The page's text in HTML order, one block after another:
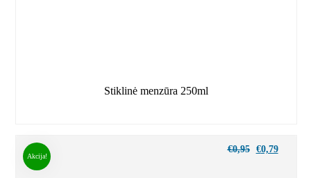
Stiklinė menzūra 250ml
Akcija!
€0,95 €0,79